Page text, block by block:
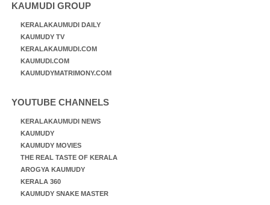
KAUMUDI GROUP
KERALAKAUMUDI DAILY
KAUMUDY TV
KERALAKAUMUDI.COM
KAUMUDI.COM
KAUMUDYMATRIMONY.COM
YOUTUBE CHANNELS
KERALAKAUMUDI NEWS
KAUMUDY
KAUMUDY MOVIES
THE REAL TASTE OF KERALA
AROGYA KAUMUDY
KERALA 360
KAUMUDY SNAKE MASTER